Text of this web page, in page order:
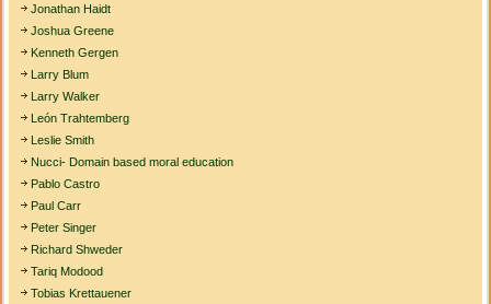
Jonathan Haidt
Joshua Greene
Kenneth Gergen
Larry Blum
Larry Walker
León Trahtemberg
Leslie Smith
Nucci- Domain based moral education
Pablo Castro
Paul Carr
Peter Singer
Richard Shweder
Tariq Modood
Tobias Krettauener